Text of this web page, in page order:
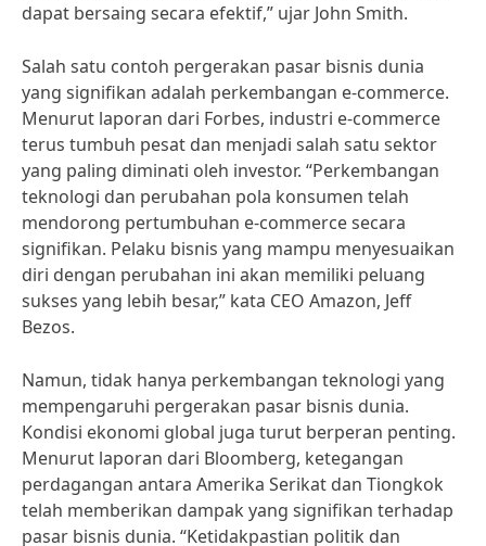
dapat bersaing secara efektif,” ujar John Smith.
Salah satu contoh pergerakan pasar bisnis dunia
yang signifikan adalah perkembangan e-commerce.
Menurut laporan dari Forbes, industri e-commerce
terus tumbuh pesat dan menjadi salah satu sektor
yang paling diminati oleh investor. “Perkembangan
teknologi dan perubahan pola konsumen telah
mendorong pertumbuhan e-commerce secara
signifikan. Pelaku bisnis yang mampu menyesuaikan
diri dengan perubahan ini akan memiliki peluang
sukses yang lebih besar,” kata CEO Amazon, Jeff
Bezos.
Namun, tidak hanya perkembangan teknologi yang
mempengaruhi pergerakan pasar bisnis dunia.
Kondisi ekonomi global juga turut berperan penting.
Menurut laporan dari Bloomberg, ketegangan
perdagangan antara Amerika Serikat dan Tiongkok
telah memberikan dampak yang signifikan terhadap
pasar bisnis dunia. “Ketidakpastian politik dan